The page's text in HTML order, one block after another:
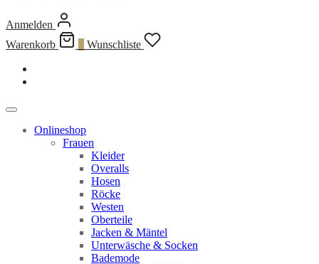
Anmelden
Warenkorb
Wunschliste
Onlineshop
Frauen
Kleider
Overalls
Hosen
Röcke
Westen
Oberteile
Jacken & Mäntel
Unterwäsche & Socken
Bademode